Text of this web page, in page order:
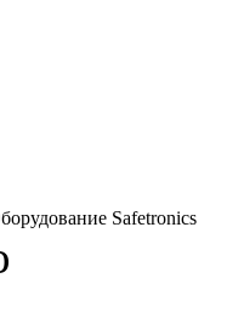
Safetronics